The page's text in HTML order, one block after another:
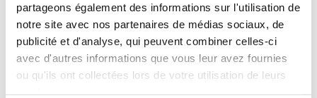
partageons également des informations sur l'utilisation de
notre site avec nos partenaires de médias sociaux, de
publicité et d'analyse, qui peuvent combiner celles-ci
avec d'autres informations que vous leur avez fournies
ou qu'ils ont collectées lors de votre utilisation de leurs